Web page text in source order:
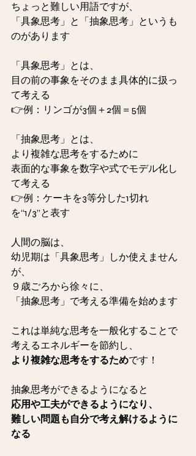
ちょっと難しい用語ですが、
「具象思考」と「抽象思考」というも
のがあります
「具象思考」とは、
目の前の事象をそのまま具体的に扱っ
て考える
👉例：リンゴが3個＋2個＝5個
「抽象思考」とは、
より複雑な思考をするために
表面的な事象を数字や式でモデル化し
て考える
👉例：ケーキを3等分した1切れ
を“1/3”と表す
人間の脳は、
幼児期は「具象思考」しか使えません
が、
９歳ごろから徐々に、
「抽象思考」で考える準備を始めます
これは単純な思考を一般化することで
考えるエネルギーを節約し、
より複雑な思考をするためです！
抽象思考ができるようになると
応用や工夫ができるようになり、
難しい問題も自分で考え解けるように
なる